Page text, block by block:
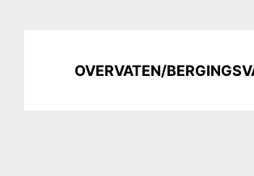
OVERVATEN/